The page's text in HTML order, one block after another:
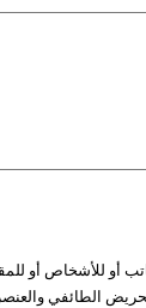
أو للأشخاص أو
الطائفي